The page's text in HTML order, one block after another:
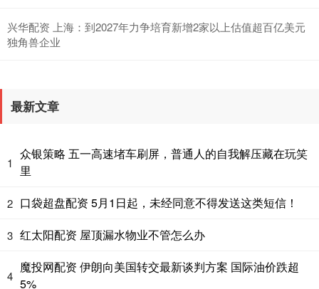
兴华配资 上海：到2027年力争培育新增2家以上估值超百亿美元
独角兽企业
最新文章
1
众银策略 五一高速堵车刷屏，普通人的自我解压藏在玩笑
里
2 口袋超盘配资 5月1日起，未经同意不得发送这类短信！
3 红太阳配资 屋顶漏水物业不管怎么办
4
魔投网配资 伊朗向美国转交最新谈判方案 国际油价跌超
5%